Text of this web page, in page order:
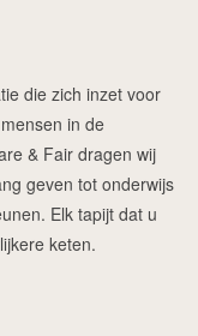
die zich inzet voor
in de
& Fair dragen wij
geven tot onderwijs
Elk tapijt dat u
keten.